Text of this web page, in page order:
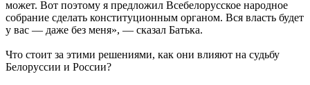
может. Вот поэтому я предложил Всебелорусское народное
собрание сделать конституционным органом. Вся власть будет
у вас — даже без меня», — сказал Батька.
Что стоит за этими решениями, как они влияют на судьбу
Белоруссии и России?